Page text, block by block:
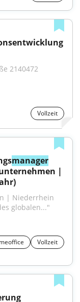
Vollzeit
manager
|
| Niederrhein
globalen..."
Vollzeit